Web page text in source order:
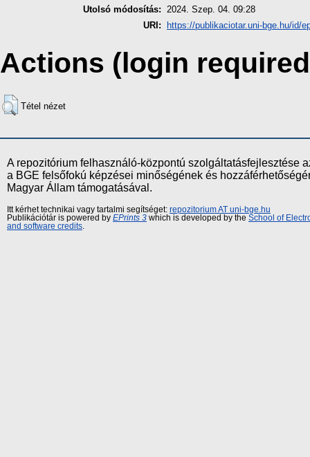
Utolsó módosítás: 2024. Szep. 04. 09:28
URI:
https://publikaciotar.uni-bge.hu/id/
Actions (login
Tétel nézet
A repozitórium felhasználó-központú szolgáltatásfejlesztése
a BGE felsőfokú képzései minőségének és
Magyar Állam támogatásával.
Itt kérhet technikai vagy tartalmi segítséget: repozitorium AT uni-bge.hu
Publikációtár is powered by EPrints 3 which is developed by the School of
and software credits.